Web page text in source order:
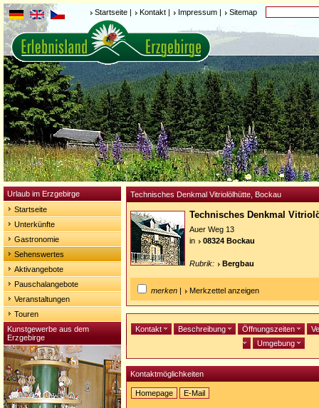
Startseite | Kontakt | Impressum | Sitemap
Urlaub im Erzgebirge
Startseite
Unterkünfte
Gastronomie
Sehenswertes
Aktivangebote
Pauschalangebote
Veranstaltungen
Touren
Kunstgewerbe aus dem
Erzgebirge
Technisches Denkmal Vitriolölhütte, Bockau
Technisches Denkmal
Auer Weg 13
in
08324 Bockau
Rubrik: Bergbau
merken | Merkzettel anzeigen
Kontakt Beschreibung Öffnungszeiten
Umgebung
Kontaktmöglichkeiten
Homepage
E-Mail